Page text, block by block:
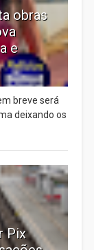
obras
e
breve será
deixando os
Pix